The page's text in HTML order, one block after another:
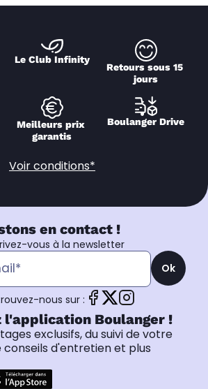
Le Club Infinity
Retours sous 15
jours
Meilleurs prix
garantis
Boulanger Drive
Voir conditions*
en contact !
vous à la newsletter
Ok
nous sur :
l'application Boulanger !
exclusifs, du suivi de votre
d'entretien et plus